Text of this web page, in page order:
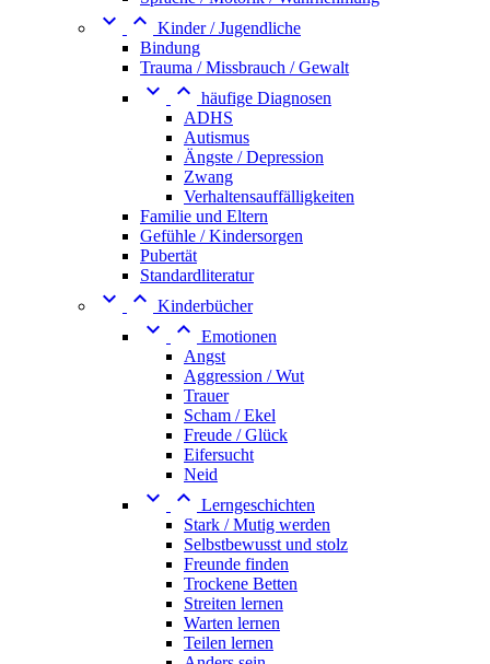
  Kinder / Jugendliche
Bindung
Trauma / Missbrauch / Gewalt
  häufige Diagnosen
ADHS
Autismus
Ängste / Depression
Zwang
Verhaltensauffälligkeiten
Familie und Eltern
Gefühle / Kindersorgen
Pubertät
Standardliteratur
  Kinderbücher
  Emotionen
Angst
Aggression / Wut
Trauer
Scham / Ekel
Freude / Glück
Eifersucht
Neid
  Lerngeschichten
Stark / Mutig werden
Selbstbewusst und stolz
Freunde finden
Trockene Betten
Streiten lernen
Warten lernen
Teilen lernen